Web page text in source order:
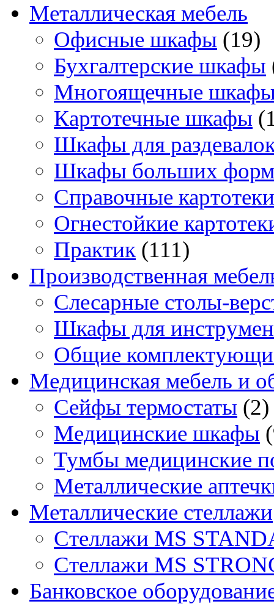
Металлическая мебель
Офисные шкафы (19)
Бухгалтерские шкафы
Многоящечные
Картотечные шкафы
Шкафы для
Шкафы больших
Справочные картотеки
Огнестойкие
Практик (111)
Производственная
Слесарные столы-
Шкафы для
Общие
Медицинская мебель и
Сейфы термостаты (2)
Медицинские шкафы
Тумбы медицинские
Металлические
Металлические стеллажи
Стеллажи MS
Стеллажи MS
Банковское